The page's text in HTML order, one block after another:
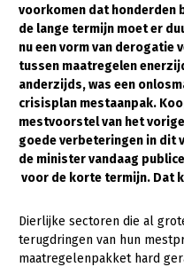
Bodem en water
Platteland en omgeving
Mens,
Internationaal
Sectoren
Dier
Biologische Landbouw
Geitenhouderij
Plant
Akkerbouw
Multifunctionele
voorkomen dat honderden
de lange termijn moet er
nu een vorm van derogatie
tussen maatregelen
anderzijds, was een
crisisplan mestaanpak.
mestvoorstel van het
goede verbeteringen in dit
de minister vandaag
voor de korte termijn. Dat
Dierlijke sectoren die al
terugdringen van hun
maatregelenpakket hard